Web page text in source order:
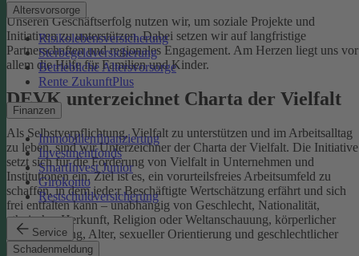
Altersvorsorge
Risikolebensversicherung
Sterbegeldversicherung
Betriebliche Altersvorsorge
Rente ZukunftPlus
Finanzen
Immobilienfinanzierung
Investmentfonds
SmartInvest Junior
Girokonto
Restschuldversicherung
Service
Schadenmeldung
Unseren Geschäftserfolg nutzen wir, um soziale Projekte und
Initiativen zu unterstützen. Dabei setzen wir auf langfristige
Partnerschaften und regionales Engagement. Am Herzen liegt uns vor
allem die Hilfe für Familien und Kinder.
DEVK unterzeichnet Charta der Vielfalt
Als Selbstverpflichtung, Vielfalt zu unterstützen und im Arbeitsalltag
zu leben, sind wir Unterzeichner der Charta der Vielfalt. Die Initiative
setzt sich für die Förderung von Vielfalt in Unternehmen und
Institutionen ein.Ziel ist es, ein vorurteilsfreies Arbeitsumfeld zu
schaffen, in dem jede:r Beschäftigte Wertschätzung erfährt und sich
frei entfalten kann – unabhängig von Geschlecht, Nationalität,
ethnischer Herkunft, Religion oder Weltanschauung, körperlicher
Einschränkung, Alter, sexueller Orientierung und geschlechtlicher
Identität.